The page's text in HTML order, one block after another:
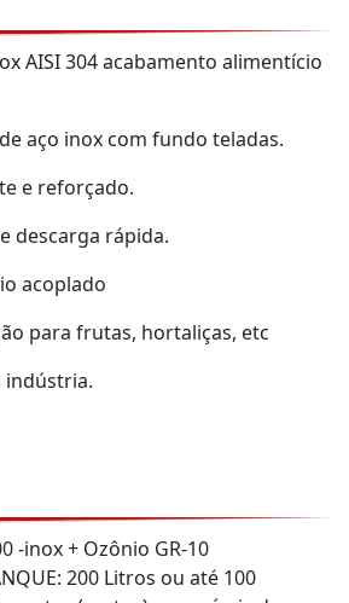
AISI 304 acabamento alimentício
aço inox com fundo teladas.
e reforçado.
descarga rápida.
acoplado
para frutas, hortaliças, etc
indústria.
-inox + Ozônio GR-10
200 Litros ou até 100